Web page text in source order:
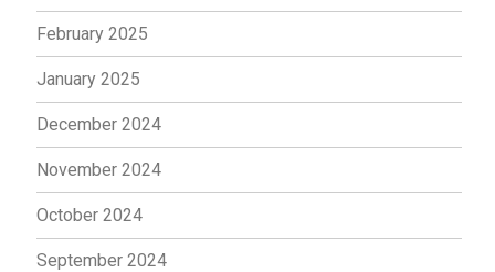
February 2025
January 2025
December 2024
November 2024
October 2024
September 2024